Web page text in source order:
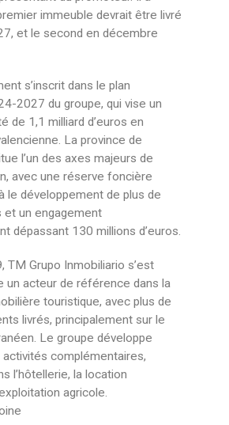
immeuble devrait être livré
et le second en décembre
s’inscrit dans le plan
2027 du groupe, qui vise un
de 1,1 milliard d’euros en
La province de
l’un des axes majeurs de
avec une réserve foncière
le développement de plus de
un engagement
dépassant 130 millions d’euros.
TM Grupo Inmobiliario s’est
un acteur de référence dans la
touristique, avec plus de
livrés, principalement sur le
Le groupe développe
complémentaires,
l’hôtellerie, la location
agricole.